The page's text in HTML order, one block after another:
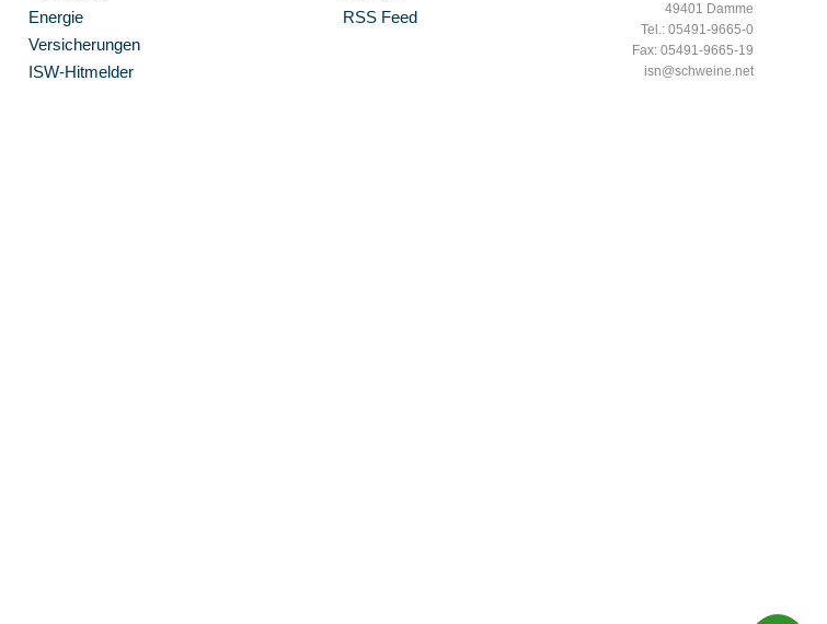
Energie
Versicherungen
ISW-Hitmelder
RSS Feed
49401 Damme
Tel.: 05491-9665-0
Fax: 05491-9665-19
isn@schweine.net